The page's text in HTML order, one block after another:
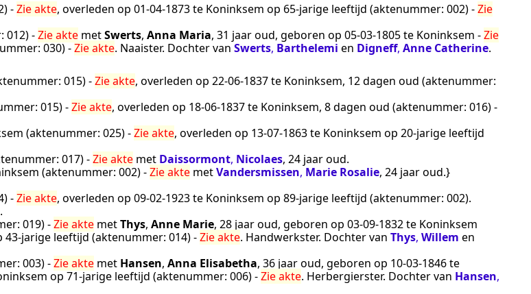
) -Zie akte, overleden op 01‑04‑1873te Koninksem op 65-jarige leeftijd (aktenummer: 002) -Zie
012) -Zie akte metSwerts, Anna Maria, 31 jaar oud, geboren op 05‑03‑1805te Koninksem -Zie
030) -Zie akte. Naaister. Dochter van Swerts, Barthelemi en Digneff, Anne Catherine.
015) -Zie akte, overleden op 22‑06‑1837te Koninksem, 12 dagen oud (aktenummer:
015) -Zie akte, overleden op 18‑06‑1837te Koninksem, 8 dagen oud (aktenummer: 016) -
(aktenummer: 025) -Zie akte, overleden op 13‑07‑1863te Koninksem op 20-jarige leeftijd
017) -Zie akte met Daissormont, Nicolaes, 24 jaar oud.
(aktenummer: 002) -Zie akte metVandersmissen, Marie Rosalie, 24 jaar oud.}
) -Zie akte, overleden op 09‑02‑1923te Koninksem op 89-jarige leeftijd (aktenummer: 002).
.
019) -Zie akte metThys, Anne Marie, 28 jaar oud, geboren op 03‑09‑1832te Koninksem
43-jarige leeftijd (aktenummer: 014) -Zie akte. Handwerkster. Dochter van Thys, Willem en
003) -Zie akte met Hansen, Anna Elisabetha, 36 jaar oud, geboren op 10‑03‑1846te
op 71-jarige leeftijd (aktenummer: 006) -Zie akte. Herbergierster. Dochter van Hansen,